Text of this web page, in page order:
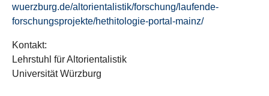
wuerzburg.de/altorientalistik/forschung/laufende-
forschungsprojekte/hethitologie-portal-mainz/
Kontakt:
Lehrstuhl für Altorientalistik
Universität Würzburg